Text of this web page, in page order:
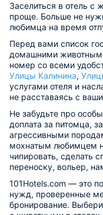
Заселиться в отель с
проще. Больше не
любимца на время
Перед вами список
домашними
номер со всеми
Улицы Калинина,
услугами отеля и
не расставаясь с
Не забудьте про
доплата за питомца,
агрессивными
мохнатым любимцем
чипировать, сделать
переноску, вольер,
101Hotels.com — это
нужд, проверенные
бронирование.